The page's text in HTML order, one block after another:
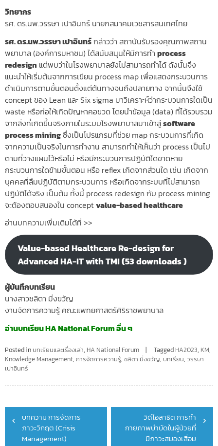
วิทยากร
รศ. ดร.นพ.วรรษา เปาอินทร์ นายกสมาคมเวชสารสนเทศไทย
รศ. ดร.นพ.วรรษา เปาอินทร์กล่าวว่า สถาบันรับรองคุณภาพสถาน
พยาบาล (องค์การมหาชน) ได้สนับสนุนให้มีการทำ process
redesign แต่พบว่าในโรงพยาบาลยังไม่สามารถทำได้ ดังนั้นจึง
แนะนำให้เริ่มต้นจากการเขียน process map เพื่อแสดงกระบวนการ
ดำเนินการตามขั้นตอนตั้งแต่ต้นทางจนถึงปลายทาง จากนั้นจึงใช้
concept ของ Lean และ Six sigma มาวิเคราะห์ว่ากระบวนการใดเป็น
waste หรือก่อให้เกิดปัญหาคอขวด โดยนำข้อมูล (data) ที่ได้รวบรวม
จากสิ่งที่เกิดขึ้นจริงภายในระบบโรงพยาบาลมาเข้าสู่software
process miningซึ่งเป็นโปรแกรมที่ช่วย map กระบวนการที่เกิด
จากความเป็นจริงในการทำงาน สามารถทำให้เห็นว่า process เป็นไป
ตามที่วางแผนไว้หรือไม่ หรือมีกระบวนการปฏิบัติใดขาดหาย
กระบวนการใดข้ามขั้นตอน หรือ reflex เกิดจากส่วนใด เช่น เกิดจาก
บุคคลที่ลืมปฏิบัติตามกระบวนการ หรือเกิดจากระบบที่ไม่สามารถ
ปฏิบัติได้จริง เป็นต้น ทั้งนี้ process redesign กับ process mining
จะต้องตอบสนองใน conceptvalue-based healthcare
อ่านบทความเพิ่มเติมได้ที่ >>
Value-based Healthcare Re-design for
Advanced HA-IT with TMI (53 downloads )
ผู้บันทึกบทเรียน
นางสาวชลิตา มิ่งขวัญ
งานจัดการความรู้ คณะแพทยศาสตร์ศิริราชพยาบาล
อ่านบทเรียน HA National Forum อื่น ๆ
Posted in บทเรียนและเรื่องเล่า, HA National Forum Tagged HA2023, KM,
Knowledge Management, การจัดการความรู้, ชลิตา มิ่งขวัญ, บทเรียน, วรรษา
เปาอินทร์
Post
navigation
บทความ การจัดการ
ภาวะวิกฤต (Crisis
Management)
วิดีโอสาธิต การทำ
กายภาพบำบัดในผู้ป่วยที่
มีภาวะสมองเสื่อม